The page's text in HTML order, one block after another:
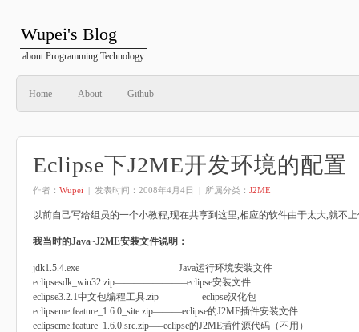
Wupei's Blog
about Programming Technology
Home About Github
Eclipse下J2ME开发环境的配置
作者： Wupei | 发表时间： 2008年4月4日 | 所属分类： J2ME
以前自己写给组员的一个小教程,现在共享到这里,相应的软件由于太大,就不
我当时的Java~J2ME安装文件说明：
jdk1.5.4.exe——————————-Java运行环境安装文件
eclipsesdk_win32.zip———————–eclipse安装文件
eclipse3.2.1中文包编程工具.zip————–eclipse汉化包
eclipseme.feature_1.6.0_site.zip———eclipse的J2ME插件安装文件
eclipseme.feature_1.6.0.src.zip—–eclipse的J2ME插件源代码（不用）